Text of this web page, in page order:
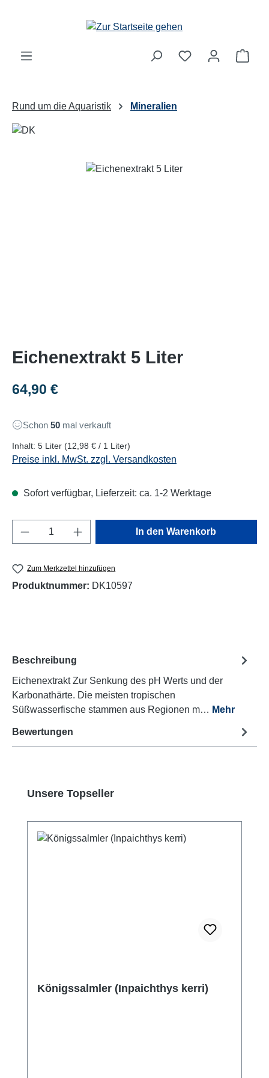
Rund um die Aquaristik Mineralien
Bildergalerie überspringen
Eichenextrakt 5 Liter
Regulärer Preis:
64,90 €
Schon 50 mal verkauft
Inhalt: 5 Liter (12,98 € / 1 Liter)
Preise inkl. MwSt. zzgl. Versandkosten
Sofort verfügbar, Lieferzeit: ca. 1-2 Werktage
Produkt Anzahl: Gib den gewünschten
In den Warenkorb
Zum Merkzettel hinzufügen
Produktnummer: DK10597
Beschreibung
Eichenextrakt Zur Senkung des pH Werts und der
Karbonathärte. Die meisten tropischen
Süßwasserfische stammen aus Regionen m… Mehr
Bewertungen
Produktgalerie überspringen
Unsere Topseller
Königssalmler (Inpaichthys kerri)